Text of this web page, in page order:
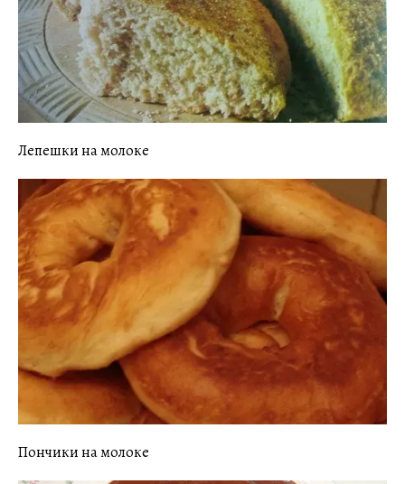
Лепешки на молоке
Пончики на молоке